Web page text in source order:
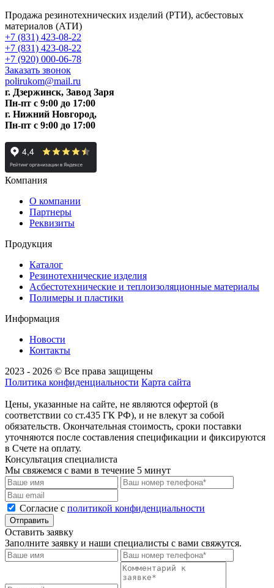
Продажа резинотехнических изделий (РТИ), асбестовых
материалов (АТИ)
+7 (831) 423-08-22
+7 (831) 423-08-22
+7 (920) 000-06-78
Заказать звонок
polirukom@mail.ru
г. Дзержинск, Завод Заря
Пн-пт c 9:00 до 17:00
г. Нижний Новгород,
Пн-пт c 9:00 до 17:00
Компания
О компании
Партнеры
Реквизиты
Продукция
Каталог
Резинотехнические изделия
Асбестотехнические и теплоизоляционные материалы
Полимеры и пластики
Информация
Новости
Контакты
2023 - 2026 © Все права защищены
Политика конфиденциальности Карта сайта
Цены, указанные на сайте, не являются офертой (в
соответствии со ст.435 ГК РФ), и не влекут за собой
обязательств. Окончательная стоимость, сроки поставки
уточняются после составления спецификации и фиксируются
в Счете на оплату.
Консультация специалиста
Мы свяжемся с вами в течение 5 минут
Cогласие с политикой конфиденциальности
Отправить
Оставить заявку
Заполните заявку и наши специалисты с вами свяжутся.